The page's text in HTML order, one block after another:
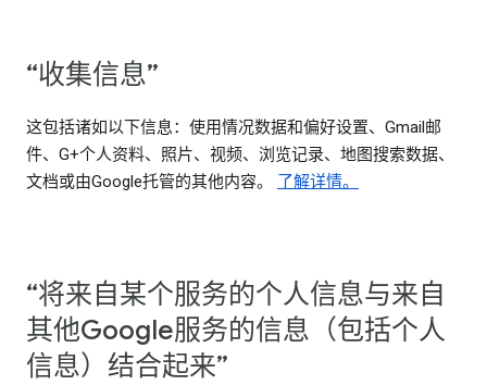
“收集信息”
这包括诸如以下信息：使用情况数据和偏好设置、Gmail邮
件、G+个人资料、照片、视频、浏览记录、地图搜索数据、
文档或由Google托管的其他内容。 了解详情。
“将来自某个服务的个人信息与来自
其他Google服务的信息（包括个人
信息）结合起来”